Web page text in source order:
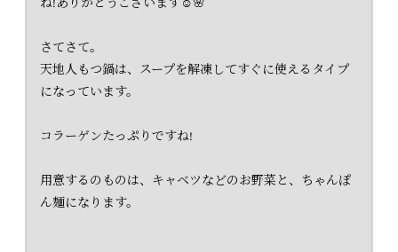
さてさて。
天地人もつ鍋は、スープを解凍してすぐに使えるタイプ
になっています。
コラーゲンたっぷりですね!
用意するのものは、キャベツなどのお野菜と、ちゃんぽ
ん麺になります。